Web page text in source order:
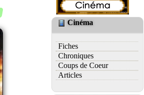
Cinéma
Fiches
Chroniques
Coups de Coeur
Articles